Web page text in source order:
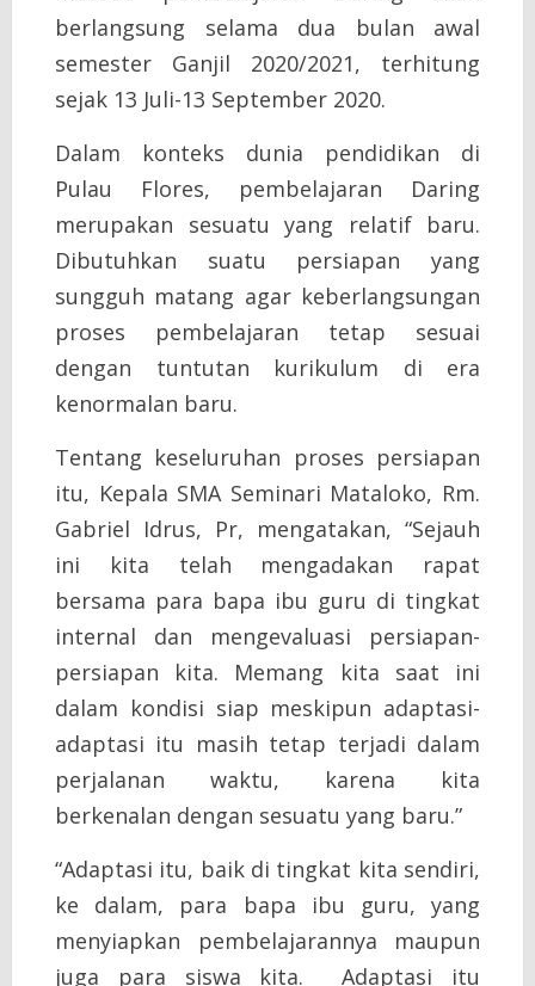
berlangsung selama dua bulan awal
semester Ganjil 2020/2021, terhitung
sejak 13 Juli-13 September 2020.
Dalam konteks dunia pendidikan di
Pulau Flores, pembelajaran Daring
merupakan sesuatu yang relatif baru.
Dibutuhkan suatu persiapan yang
sungguh matang agar keberlangsungan
proses pembelajaran tetap sesuai
dengan tuntutan kurikulum di era
kenormalan baru.
Tentang keseluruhan proses persiapan
itu, Kepala SMA Seminari Mataloko, Rm.
Gabriel Idrus, Pr, mengatakan, “Sejauh
ini kita telah mengadakan rapat
bersama para bapa ibu guru di tingkat
internal dan mengevaluasi persiapan-
persiapan kita. Memang kita saat ini
dalam kondisi siap meskipun adaptasi-
adaptasi itu masih tetap terjadi dalam
perjalanan waktu, karena kita
berkenalan dengan sesuatu yang baru.”
“Adaptasi itu, baik di tingkat kita sendiri,
ke dalam, para bapa ibu guru, yang
menyiapkan pembelajarannya maupun
juga para siswa kita. Adaptasi itu